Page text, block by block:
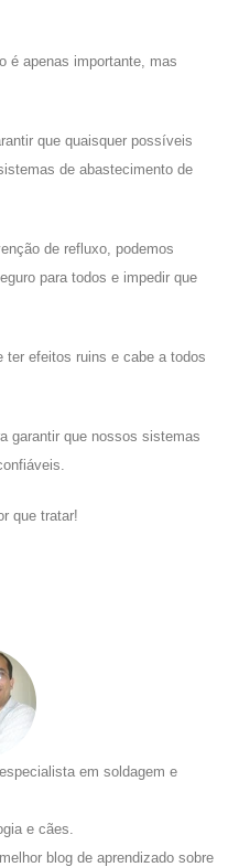
é apenas importante, mas
que quaisquer possíveis
de abastecimento de
de refluxo, podemos
para todos e impedir que
ter efeitos ruins e cabe a todos
garantir que nossos sistemas
que tratar!
em soldagem e
e cães.
blog de aprendizado sobre